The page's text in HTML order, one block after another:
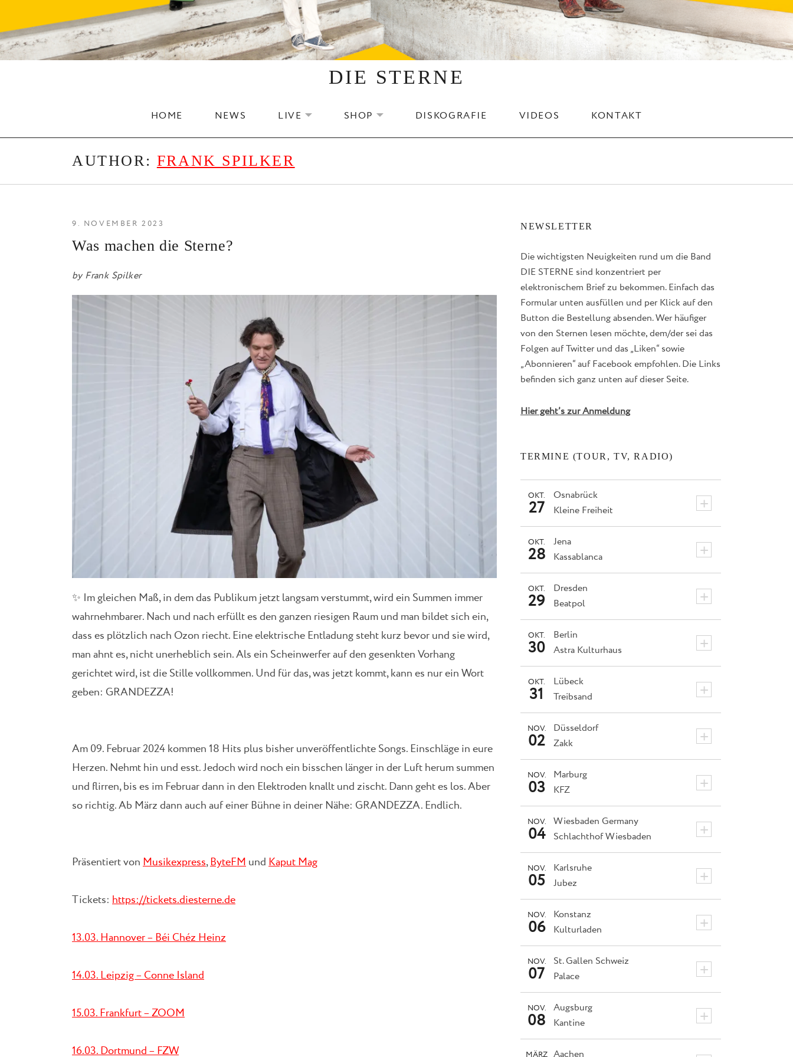
DIE STERNE
HOME NEWS LIVE EXPAND SUBMENU
SHOP EXPAND SUBMENU
DISKOGRAFIE VIDEOS KONTAKT
AUTHOR: FRANK SPILKER
Was machen die Sterne?
by Frank Spilker
9. NOVEMBER 2023
✨ Im gleichen Maß, in dem das Publikum jetzt langsam verstummt, wird ein Summen immer
wahrnehmbarer. Nach und nach erfüllt es den ganzen riesigen Raum und man bildet sich ein,
dass es plötzlich nach Ozon riecht. Eine elektrische Entladung steht kurz bevor und sie wird,
man ahnt es, nicht unerheblich sein. Als ein Scheinwerfer auf den gesenkten Vorhang
gerichtet wird, ist die Stille vollkommen. Und für das, was jetzt kommt, kann es nur ein Wort
geben: GRANDEZZA!
Am 09. Februar 2024 kommen 18 Hits plus bisher unveröffentlichte Songs. Einschläge in eure
Herzen. Nehmt hin und esst. Jedoch wird noch ein bisschen länger in der Luft herum summen
und flirren, bis es im Februar dann in den Elektroden knallt und zischt. Dann geht es los. Aber
so richtig. Ab März dann auch auf einer Bühne in deiner Nähe: GRANDEZZA. Endlich.
Präsentiert vonMusikexpress,ByteFMundKaput Mag
Tickets: https://tickets.diesterne.de
13.03. Hannover – Béi Chéz Heinz
14.03. Leipzig – Conne Island
15.03. Frankfurt – ZOOM
16.03. Dortmund – FZW
NEWSLETTER
Die wichtigsten Neuigkeiten rund um die Band
DIE STERNE sind konzentriert per
elektronischem Brief zu bekommen. Einfach das
Formular unten ausfüllen und per Klick auf den
Button die Bestellung absenden. Wer häufiger
von den Sternen lesen möchte, dem/der sei das
Folgen auf Twitter und das „Liken“ sowie
„Abonnieren“ auf Facebook empfohlen. Die Links
befinden sich ganz unten auf dieser Seite.
Hier geht’s zur Anmeldung
TERMINE (TOUR, TV, RADIO)
Osnabrück +
OKT.
27 Kleine Freiheit
Jena +
OKT.
28 Kassablanca
Dresden +
OKT.
29 Beatpol
Berlin +
OKT.
30 Astra Kulturhaus
Lübeck +
OKT.
31 Treibsand
Düsseldorf +
NOV.
02 Zakk
Marburg +
NOV.
03 KFZ
Wiesbaden Germany +
NOV.
04 Schlachthof Wiesbaden
Karlsruhe +
NOV.
05 Jubez
Konstanz +
NOV.
06 Kulturladen
St. Gallen Schweiz +
NOV.
07 Palace
Augsburg +
NOV.
08 Kantine